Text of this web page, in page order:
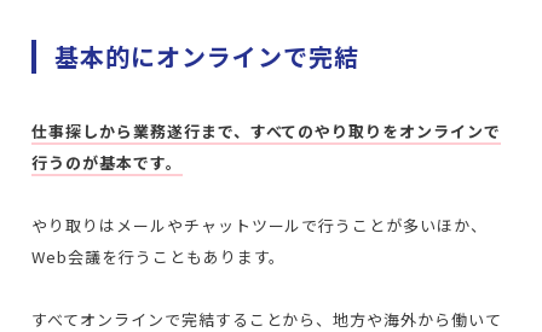
基本的にオンラインで完結
仕事探しから業務遂行まで、すべてのやり取りをオンラインで
行うのが基本です。
やり取りはメールやチャットツールで行うことが多いほか、
Web会議を行うこともあります。
すべてオンラインで完結することから、地方や海外から働いて